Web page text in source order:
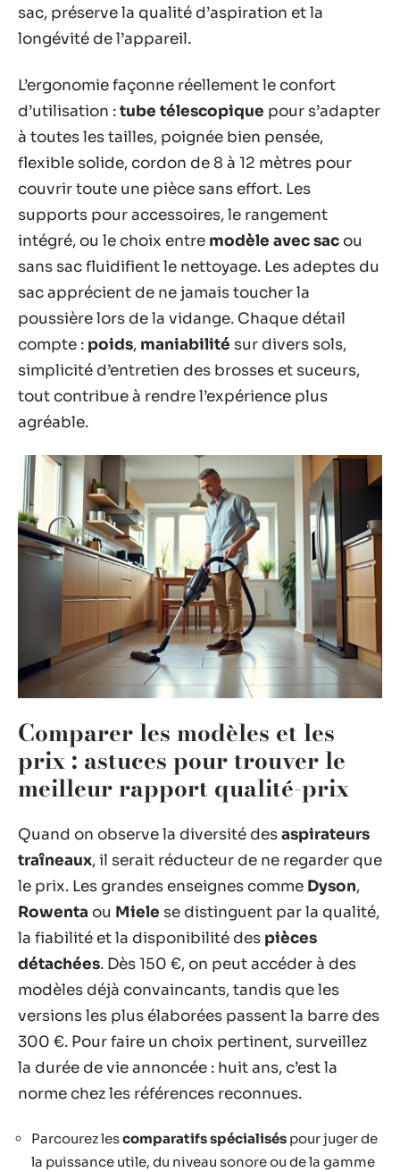
sac, préserve la qualité d’aspiration et la
longévité de l’appareil.
L’ergonomie façonne réellement le confort
d’utilisation :tube télescopique pour s’adapter
à toutes les tailles, poignée bien pensée,
flexible solide, cordon de 8 à 12 mètres pour
couvrir toute une pièce sans effort. Les
supports pour accessoires, le rangement
intégré, ou le choix entre modèle avec sac ou
sans sac fluidifient le nettoyage. Les adeptes du
sac apprécient de ne jamais toucher la
poussière lors de la vidange. Chaque détail
compte : poids, maniabilité sur divers sols,
simplicité d’entretien des brosses et suceurs,
tout contribue à rendre l’expérience plus
agréable.
Comparer les modèles et les
prix : astuces pour trouver le
meilleur rapport qualité-prix
Quand on observe la diversité desaspirateurs
traîneaux, il serait réducteur de ne regarder que
le prix. Les grandes enseignes comme Dyson,
Rowenta ou Miele se distinguent par la qualité,
la fiabilité et la disponibilité des pièces
détachées. Dès 150 €, on peut accéder à des
modèles déjà convaincants, tandis que les
versions les plus élaborées passent la barre des
300 €. Pour faire un choix pertinent, surveillez
la durée de vie annoncée : huit ans, c’est la
norme chez les références reconnues.
Parcourez lescomparatifs spécialisés pour juger de
la puissance utile, du niveau sonore ou de la gamme